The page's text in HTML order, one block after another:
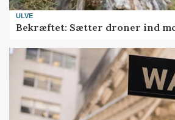
ULVE
Bekræftet: Sætter droner ind